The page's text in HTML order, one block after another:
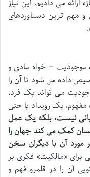
ارائه می دادیم. این نیاز
و مهم ترین دستاوردهای
— خواه مادی و
داده می شود تا آن را
می تواند یک فرد،
یک رویداد یا حتی
نیست، بلکه یک عمل
کمک می کند جهان را
آن با دیگران سخن
برای «مالکیت» فکری بر
آن را در قلمرو فهم و